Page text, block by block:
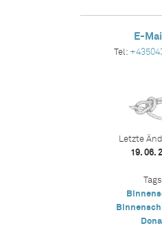
E-
Tel:
Letzte
19. 06.